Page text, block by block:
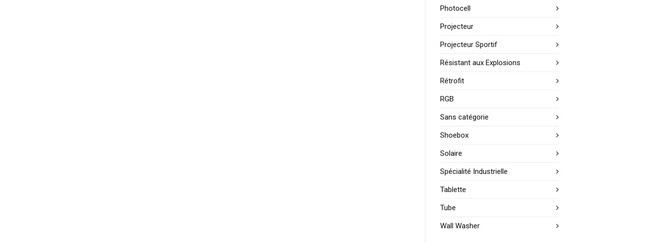
Photocell
Projecteur
Projecteur Sportif
Résistant aux Explosions
Rétrofit
RGB
Sans catégorie
Shoebox
Solaire
Spécialité Industrielle
Tablette
Tube
Wall Washer